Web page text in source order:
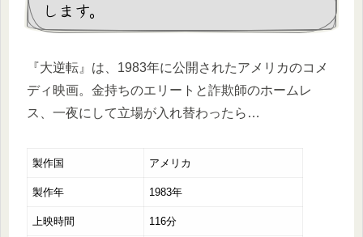
します。
『大逆転』は、1983年に公開されたアメリカのコメ
ディ映画。金持ちのエリートと詐欺師のホームレ
ス、一夜にして立場が入れ替わったら…
製作国 アメリカ
製作年 1983年
上映時間 116分